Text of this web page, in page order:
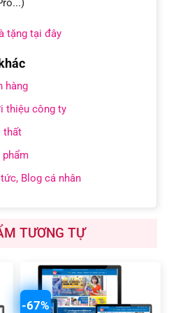
tặng tại đây
hàng
thiệu công ty
thất
phẩm
Blog cá nhân
TƯƠNG TỰ
-67%